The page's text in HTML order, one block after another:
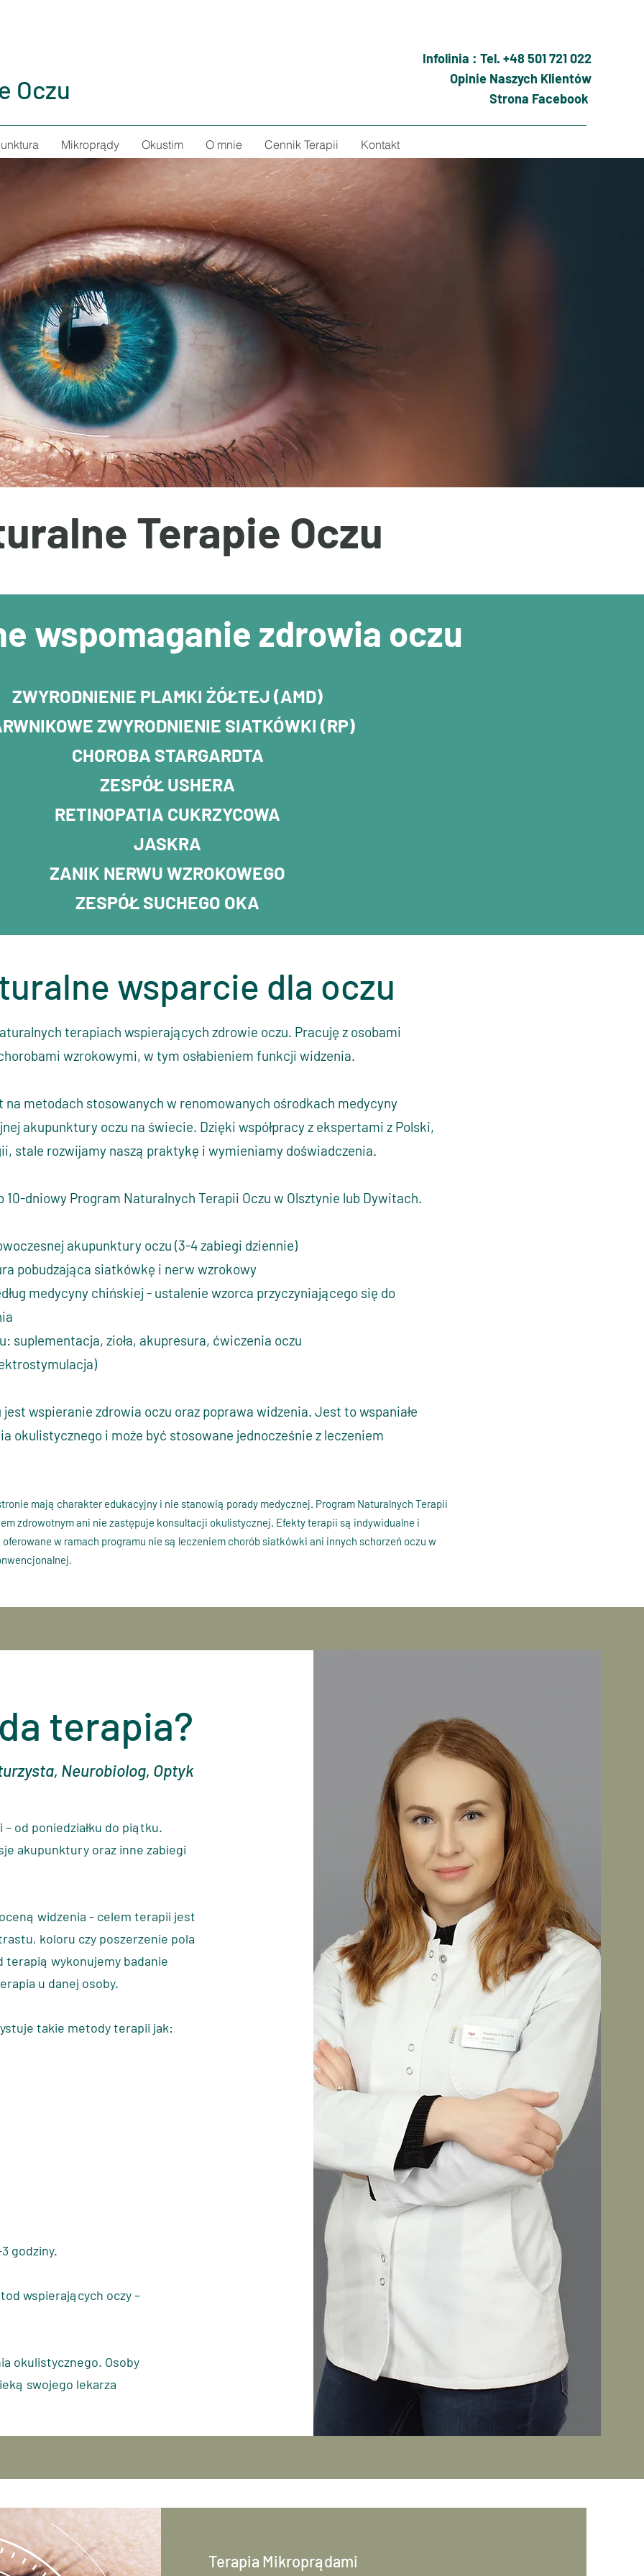
Oczu
Infolinia : Tel. +48 501 721 022
Opinie Naszych Klientów
Strona Facebook
Mikroprądy Okustim O mnie Cennik Terapii Kontakt
Terapie Oczu
wspomaganie zdrowia oczu
ZWYRODNIENIE PLAMKI ŻÓŁTEJ (AMD)
ZWYRODNIENIE SIATKÓWKI (RP)
CHOROBA STARGARDTA
ZESPÓŁ USHERA
RETINOPATIA CUKRZYCOWA
JASKRA
ZANIK NERWU WZROKOWEGO
ZESPÓŁ SUCHEGO OKA
wsparcie dla oczu
terapiach wspierających zdrowie oczu. Pracuję z osobami
wzrokowymi, w tym osłabieniem funkcji widzenia.
na metodach stosowanych w renomowanych ośrodkach medycyny
akupunktury oczu na świecie. Dzięki współpracy z ekspertami z Polski,
stale rozwijamy naszą praktykę i wymieniamy doświadczenia.
10-dniowy Program Naturalnych Terapii Oczu w Olsztynie lub Dywitach.
akupunktury oczu (3-4zabiegi dziennie)
pobudzająca siatkówkę i nerw wzrokowy
medycyny chińskiej - ustalenie wzorca przyczyniającego się do
suplementacja, zioła, akupresura, ćwiczenia oczu
wspieranie zdrowia oczu oraz poprawa widzenia. Jest to wspaniałe
okulistycznego i może być stosowane jednocześnie z leczeniem
mają charakter edukacyjny i nie stanowią porady medycznej. Program Naturalnych Terapii
zdrowotnym ani nie zastępuje konsultacji okulistycznej. Efekty terapii są indywidualne i
w ramach programu nie są leczeniem chorób siatkówki ani innych schorzeń oczu w
terapia?
Neurobiolog, Optyk
od poniedziałku do piątku.
akupunktury oraz inne zabiegi
widzenia - celem terapii jest
koloru czy poszerzenie pola
terapią wykonujemy badanie
u danej osoby.
takie metody terapii jak:
godziny.
wspierających oczy –
okulistycznego. Osoby
swojego lekarza
Terapia Mikroprądami